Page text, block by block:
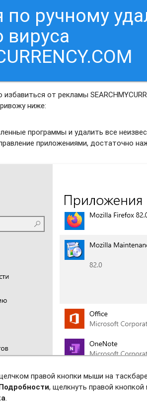
по ручному
вируса
от рекламы
ниже:
программы и удалить все
приложениями, достаточно
правой кнопки мыши на
, щелкнуть правой